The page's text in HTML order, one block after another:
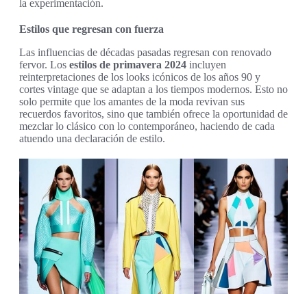
la experimentación.
Estilos que regresan con fuerza
Las influencias de décadas pasadas regresan con renovado
fervor. Los estilos de primavera 2024 incluyen
reinterpretaciones de los looks icónicos de los años 90 y
cortes vintage que se adaptan a los tiempos modernos. Esto no
solo permite que los amantes de la moda revivan sus
recuerdos favoritos, sino que también ofrece la oportunidad de
mezclar lo clásico con lo contemporáneo, haciendo de cada
atuendo una declaración de estilo.